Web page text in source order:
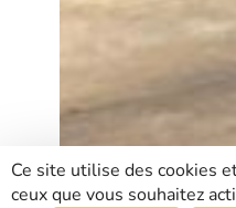
Ce site utilise des cookies
ceux que vous souhaitez